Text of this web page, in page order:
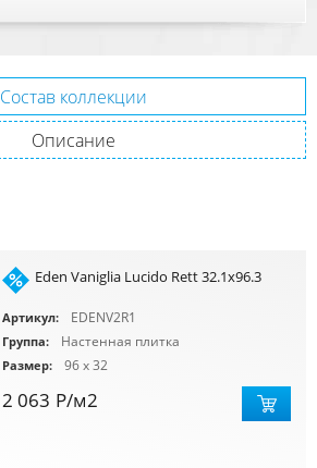
Состав коллекции
Описание
Eden Vaniglia Lucido Rett 32.1x96.3
Артикул: EDENV2R1
Группа: Настенная плитка
Размер: 96 x 32
2 063 Р/м2